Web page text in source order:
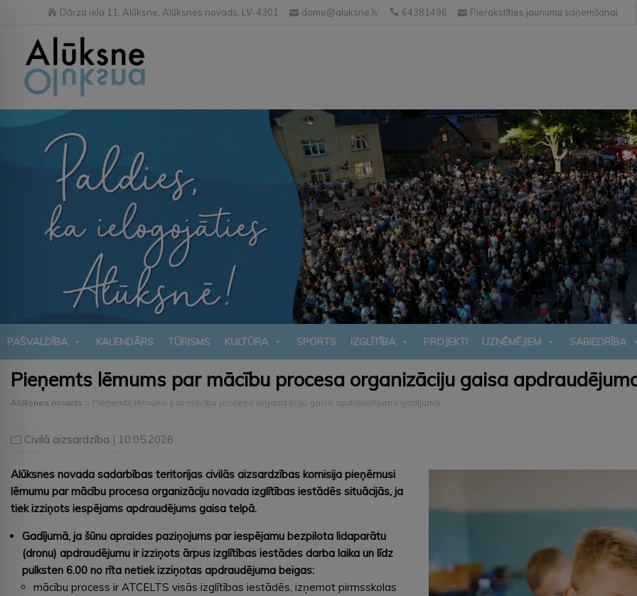
Dārza iela 11, Alūksne, Alūksnes novads, LV-4301 dome@aluksne.lv 64381496 Pierakstīties jaunumu saņemšanai
PAŠVALDĪBA KALENDĀRS TŪRISMS KULTŪRA SPORTS IZGLĪTĪBA PROJEKTI UZŅĒMĒJIEM SABIEDRĪBA
Pieņemts lēmums par mācību procesa organizāciju gaisa
Alūksnes novads > Pieņemts lēmums par mācību procesa organizāciju gaisa apdraudējuma gadījumā
Civilā aizsardzība | 10.05.2026
Alūksnes novada sadarbības teritorijas civilās aizsardzības komisija pieņēmusi
lēmumu par mācību procesa organizāciju novada izglītības iestādēs situācijās, ja
tiek izziņots iespējams apdraudējums gaisa telpā.
Gadījumā, ja šūnu apraides paziņojums par iespējamu bezpilota lidaparātu
(dronu) apdraudējumu ir izziņots ārpus izglītības iestādes darba laika un līdz
pulksten 6.00 no rīta netiek izziņotas apdraudējuma beigas:
mācību process ir ATCELTS visās izglītības iestādēs, izņemot pirmsskolas